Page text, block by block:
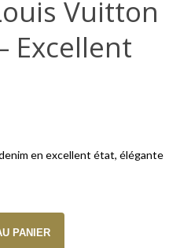
Vuitton
Excellent
en excellent état, élégante
PANIER